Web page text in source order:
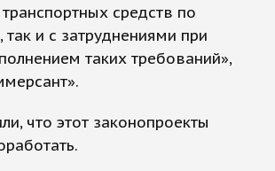
средств по
и с затруднениями при
таких требований»,
что этот законопроекты